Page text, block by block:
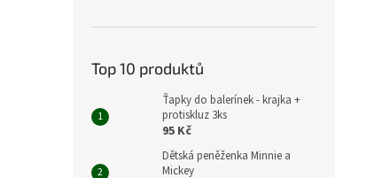
Top 10 produktů
Ťapky do balerínek - krajka +
protiskluz 3ks
95 Kč
Dětská peněženka Minnie a
Mickey